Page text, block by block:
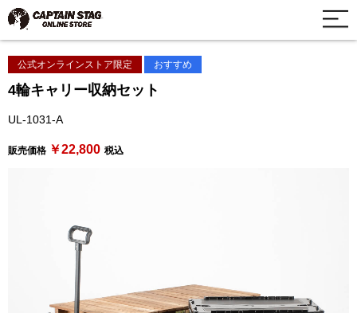
公式オンラインストア限定 おすすめ
4輪キャリー収納セット
UL-1031-A
販売価格 ￥22,800 税込